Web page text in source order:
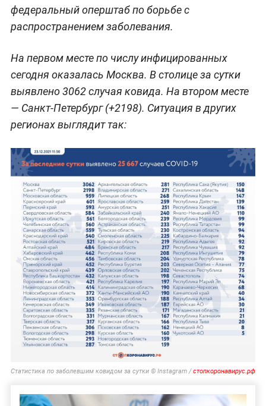
федеральный оперштаб по борьбе с
распространением заболевания.
На первом месте по числу инфицированных
сегодня оказалась Москва. В столице за сутки
выявлено 3062 случая ковида. На втором месте
— Санкт-Петербург (+2198). Ситуация в других
регионах выглядит так:
Статистика по заболевшим ковидом за сутки © Instagram /стопкоронавирус.рф